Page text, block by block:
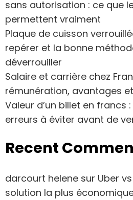
sans autorisation : ce que
permettent vraiment
Plaque de cuisson
repérer et la bonne
déverrouiller
Salaire et carrière chez
rémunération, avantages
Valeur d’un billet en francs
erreurs à éviter avant de
Recent
darcourt helene sur Uber
solution la plus